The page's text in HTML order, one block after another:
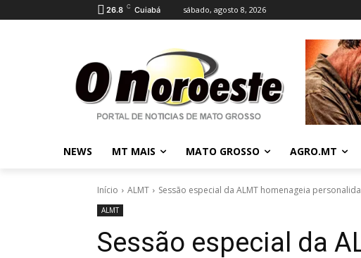
26.8 C Cuiabá sábado, agosto 8, 2026
NEWS MT MAIS MATO GROSSO AGRO.MT
Início ALMT Sessão especial da ALMT homenageia
ALMT
Sessão especial da